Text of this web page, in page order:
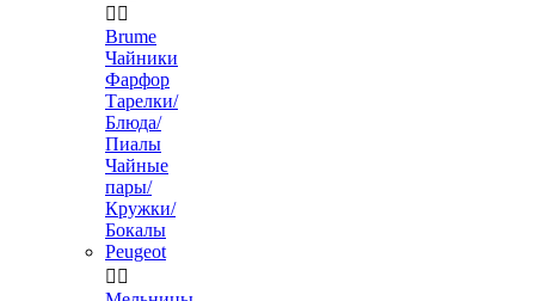
 
Brume
Чайники
Фарфор
Тарелки/
Блюда/
Пиалы
Чайные
пары/
Кружки/
Бокалы
Peugeot
 